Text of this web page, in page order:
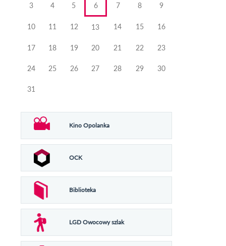
3 4 5 6 7 8 9
10 11 12 13 14 15 16
17 18 19 20 21 22 23
24 25 26 27 28 29 30
31
Kino Opolanka
OCK
Biblioteka
LGD Owocowy szlak